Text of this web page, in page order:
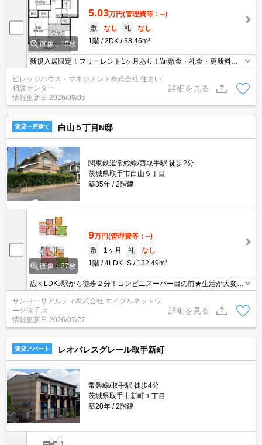
画像：15枚
5.03万円(管理費等：--)
敷
なし 礼
なし
1階
2DK 38.46m²
新規入居限定！フリーレント1ヶ月あり！\\n敷金・礼金・更新料・
鍵交換手数料0円！※契約内容や審査の結果、敷金をお預かりする
場合がございます。
ビレッジハウス・マネジメント株式会社 住まい
相談センター
情報更新日 2026/08/05
詳細を見る
賃貸一戸建て 白山５丁目N邸
関東鉄道常総線/西取手駅 徒歩2分
茨城県取手市白山５丁目
築35年
2階建
画像：27枚
9万円(管理費等：--)
敷
1ヶ月 礼
なし
1階
4LDK+S 132.49m²
広々LDK♪駅から徒歩２分！コンビニスーパー目の前★生活が大変便
利な大きな戸建です！室内の設備も充実、景観よし通風よし、日当
たりよし！綺麗な戸建てになります。
サンヨーリアルティ株式会社 エイブルネットワ
ーク取手店
情報更新日 2026/07/27
詳細を見る
賃貸アパート レオパレスグレール取手新町
常磐線/取手駅 徒歩4分
茨城県取手市新町１丁目
築20年
2階建